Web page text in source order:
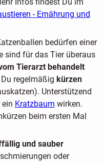
Infos findest Du im
- Ernährung und
bedürfen einer
sind für das Tier überaus
Tierarzt behandelt
regelmäßig kürzen
Unterstützend
Kratzbaum wirken.
beim ersten Mal
und sauber
oder